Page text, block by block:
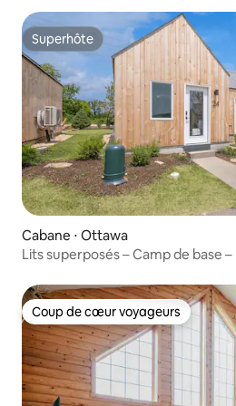
Superhôte
Superhôte
Cabane ⋅ Ottawa
Lits superposés – Camp de base
Coup de cœur voyageurs
Coup de cœur voyageurs